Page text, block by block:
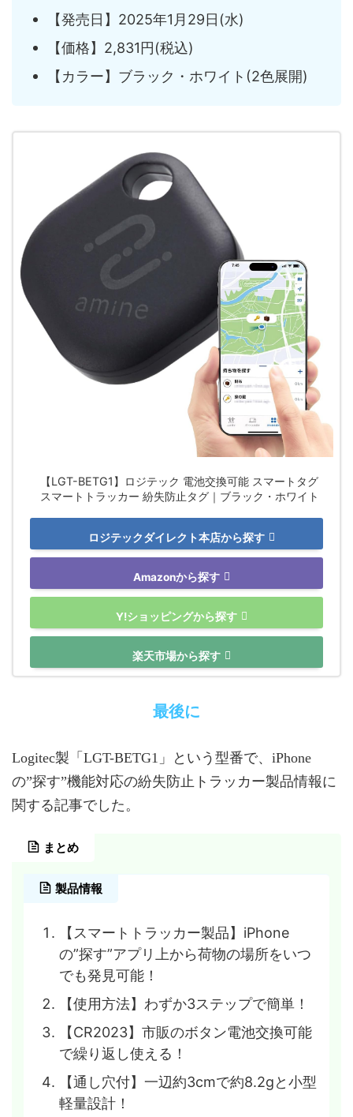
【発売日】2025年1月29日(水)
【価格】2,831円(税込)
【カラー】ブラック・ホワイト(2色展開)
【LGT-BETG1】ロジテック 電池交換可能 スマートタグ
スマートトラッカー 紛失防止タグ｜ブラック・ホワイト
ロジテックダイレクト本店から探す
Amazonから探す
Y!ショッピングから探す
楽天市場から探す
最後に
Logitec製「LGT-BETG1」という型番で、iPhone
の”探す”機能対応の紛失防止トラッカー製品情報に
関する記事でした。
まとめ
製品情報
【スマートトラッカー製品】iPhone
の”探す”アプリ上から荷物の場所をいつ
でも発見可能！
【使用方法】わずか3ステップで簡単！
【CR2023】市販のボタン電池交換可能
で繰り返し使える！
【通し穴付】一辺約3cmで約8.2gと小型
軽量設計！